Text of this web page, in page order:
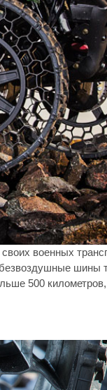
военных
шины
500